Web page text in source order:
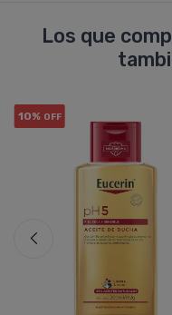
Los que
10% OFF